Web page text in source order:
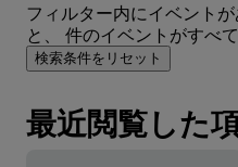
フィルター内にイベント
と、 件のイベントがすべ
検索条件をリセット
最近閲覧した